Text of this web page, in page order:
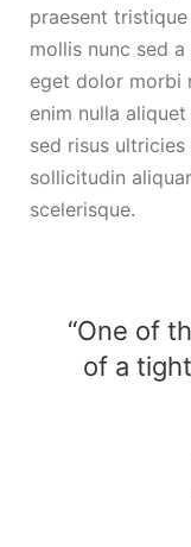
praesent
mollis nunc sed
eget dolor morbi
enim nulla
sed risus
sollicitudin
scelerisque.
“One of
of a